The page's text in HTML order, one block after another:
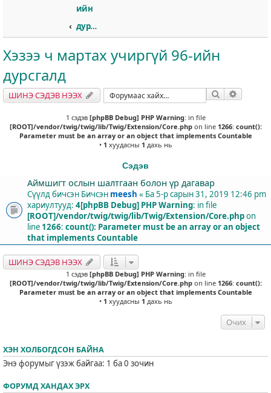
ийн
дурсгалд
Хэзээ ч мартах учиргүй 96-ийн
дурсгалд
ШИНЭ СЭДЭВ НЭЭХ Хайлт
1 сэдэв [phpBB Debug] PHP Warning: in file
[ROOT]/vendor/twig/twig/lib/Twig/Extension/Core.phpon line 1266: count():
Parameter must be an array or an object that implements Countable
• 1 хуудасны 1 дахь нь
Сэдэв
Аймшигт ослын шалтгаан болон үр дагавар
Сүүлд бичсэн Бичсэн meesh « Ба 5-р сарын 31, 2019 12:46 pm
хариултууд: 4[phpBB Debug] PHP Warning: in file
[ROOT]/vendor/twig/twig/lib/Twig/Extension/Core.phpon
line 1266: count(): Parameter must be an array or an object
that implements Countable
ШИНЭ СЭДЭВ НЭЭХ
1 сэдэв [phpBB Debug] PHP Warning: in file
[ROOT]/vendor/twig/twig/lib/Twig/Extension/Core.phpon line 1266: count():
Parameter must be an array or an object that implements Countable
• 1 хуудасны 1 дахь нь
Очих
ХЭН ХОЛБОГДСОН БАЙНА
Энэ форумыг үзэж байгаа: 1 ба 0 зочин
ФОРУМД ХАНДАХ ЭРХ